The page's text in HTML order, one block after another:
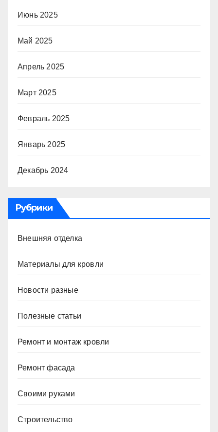
Июнь 2025
Май 2025
Апрель 2025
Март 2025
Февраль 2025
Январь 2025
Декабрь 2024
Рубрики
Внешняя отделка
Материалы для кровли
Новости разные
Полезные статьи
Ремонт и монтаж кровли
Ремонт фасада
Своими руками
Строительство